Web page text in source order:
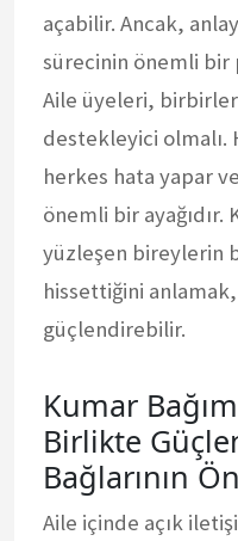
açabilir. Ancak,
sürecinin önemli bir
Aile üyeleri,
destekleyici olmalı.
herkes hata yapar
önemli bir ayağıdır.
yüzleşen bireylerin
hissettiğini
güçlendirebilir.
Kumar
Birlikte
Bağlarının
Aile içinde açık